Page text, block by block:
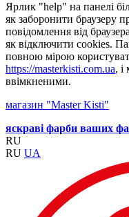
Ярлик "help" на панелі
як заборонити браузеру
повідомлення від
як відключити cookies.
повною мірою
https://masterkisti.com.ua, і
ввімкненими.
магазин "Master Kisti"
яскраві фарби ваших
RU
RU UA